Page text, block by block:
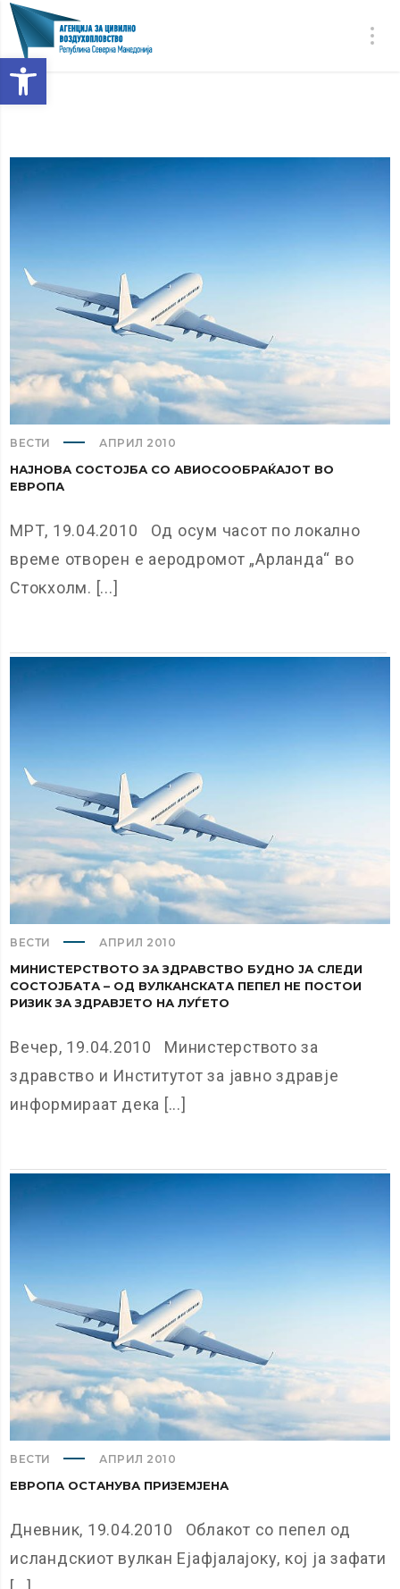
Open toolbar
ВЕСТИ АПРИЛ 2010
НАЈНОВА СОСТОЈБА СО АВИОСООБРАЌАЈОТ ВО
ЕВРОПА
МРТ, 19.04.2010 Од осум часот по локално
време отворен е аеродромот „Арланда“ во
Стокхолм. [...]
ВЕСТИ АПРИЛ 2010
МИНИСТЕРСТВОТО ЗА ЗДРАВСТВО БУДНО ЈА СЛЕДИ
СОСТОЈБАТА – ОД ВУЛКАНСКАТА ПЕПЕЛ НЕ ПОСТОИ
РИЗИК ЗА ЗДРАВЈЕТО НА ЛУЃЕТО
Вечер, 19.04.2010 Министерството за
здравство и Институтот за јавно здравје
информираат дека [...]
ВЕСТИ АПРИЛ 2010
ЕВРОПА ОСТАНУВА ПРИЗЕМЈЕНА
Дневник, 19.04.2010 Облакот со пепел од
исландскиот вулкан Ејафјалајоку, кој ја зафати